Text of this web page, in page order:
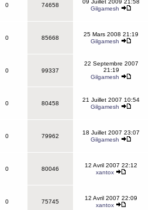
0 74658
09 Juillet 2009 21:58
Gilgamesh
0 85668
25 Mars 2008 21:19
Gilgamesh
0 99337
22 Septembre 2007
21:19
Gilgamesh
0 80458
21 Juillet 2007 10:54
Gilgamesh
0 79962
18 Juillet 2007 23:07
Gilgamesh
0 80046
12 Avril 2007 22:12
xantox
0 75745
12 Avril 2007 22:09
xantox